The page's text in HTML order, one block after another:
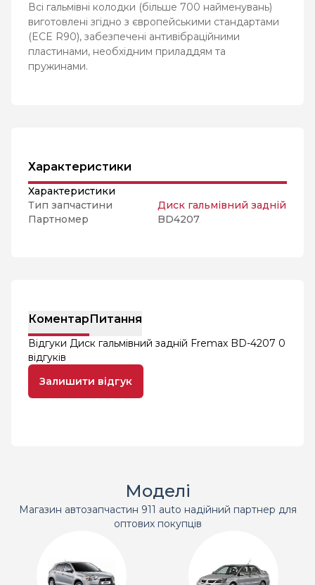
Всі гальмівні колодки (більше 700 найменувань)
виготовлені згідно з європейськими стандартами
(ECE R90), забезпечені антивібраційними
пластинами, необхідним приладдям та
пружинами.
Характеристики
Характеристики
Тип запчастини
Диск гальмівний задній
Партномер
BD4207
КоментарПитання
Відгуки Диск гальмівний задній Fremax BD-4207 0
відгуків
Залишити відгук
Моделі
Магазин автозапчастин 911 auto надійний партнер для
оптових покупців